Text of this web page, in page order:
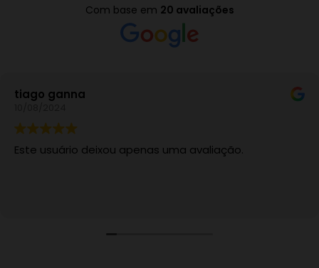
Com base em 20 avaliações
ganna
usuário deixou apenas uma avaliação.